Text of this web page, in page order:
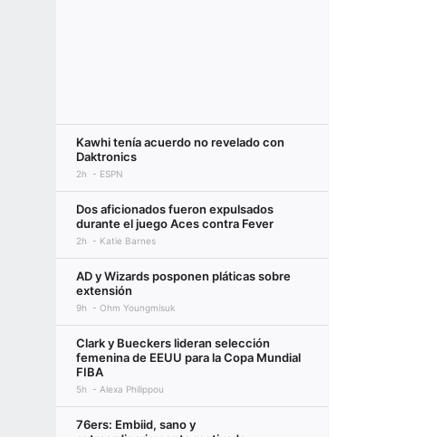
Kawhi tenía acuerdo no revelado con
Daktronics
2h ESPN
Dos aficionados fueron expulsados
durante el juego Aces contra Fever
2h Katie Barnes
AD y Wizards posponen pláticas sobre
extensión
9h Ohm Youngmisuk
Clark y Bueckers lideran selección
femenina de EEUU para la Copa Mundial
FIBA
5h Alexa Philippou
76ers: Embiid, sano y